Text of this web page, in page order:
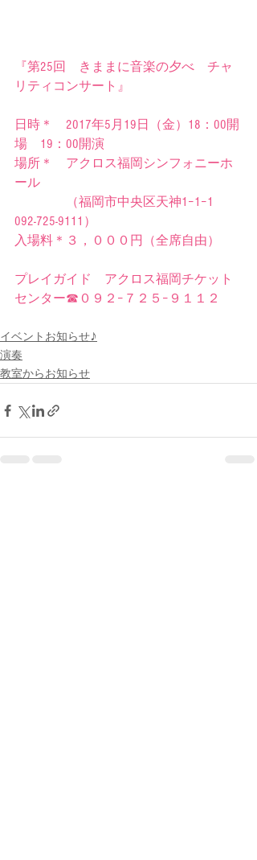
『第25回　きままに音楽の夕べ　チャ
リティコンサート』
日時＊　2017年5月19日（金）18：00開
場　19：00開演
場所＊　アクロス福岡シンフォニーホ
ール
（福岡市中央区天神1−1−1
092-725-9111）
入場料＊３，０００円（全席自由）
プレイガイド　アクロス福岡チケット
センター☎０９２−７２５−９１１２
イベントお知らせ♪
演奏
教室からお知らせ